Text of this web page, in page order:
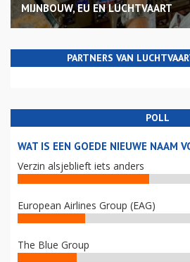
MIJNBOUW, EU EN LUCHTVAART
PARTNERS VAN
POLL
WAT IS EEN GOEDE NIEUWE NAAM
Verzin alsjeblieft iets anders
European Airlines Group (EAG)
The Blue Group